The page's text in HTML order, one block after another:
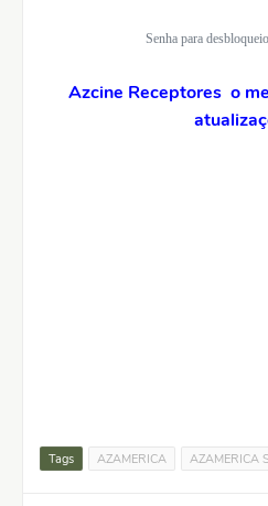
Senha para
Azcine Receptores o
Tags AZAMERICA AZAMERICA